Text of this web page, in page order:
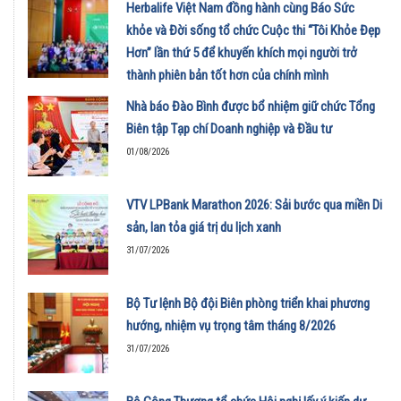
Herbalife Việt Nam đồng hành cùng Báo Sức
khỏe và Đời sống tổ chức Cuộc thi “Tôi Khỏe Đẹp
Hơn” lần thứ 5 để khuyến khích mọi người trở
thành phiên bản tốt hơn của chính mình
01/08/2026
Nhà báo Đào Bình được bổ nhiệm giữ chức Tổng
Biên tập Tạp chí Doanh nghiệp và Đầu tư
01/08/2026
VTV LPBank Marathon 2026: Sải bước qua miền Di
sản, lan tỏa giá trị du lịch xanh
31/07/2026
Bộ Tư lệnh Bộ đội Biên phòng triển khai phương
hướng, nhiệm vụ trọng tâm tháng 8/2026
31/07/2026